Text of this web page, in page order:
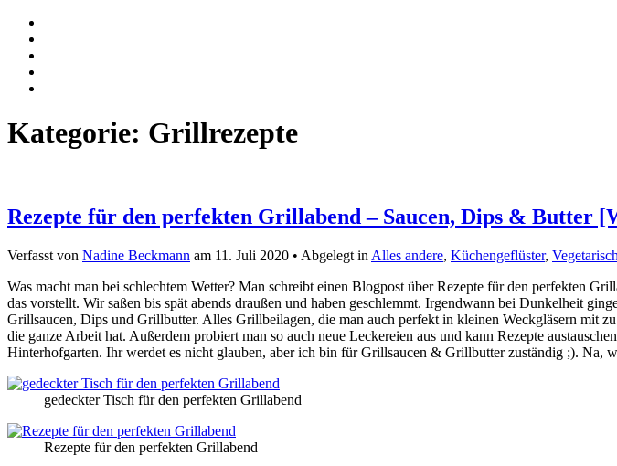
Kategorie: Grillrezepte
Rezepte für den perfekten Grillabend – Saucen, Dips & Butter
Verfasst von Nadine Beckmann am 11. Juli 2020 • Abgelegt in Alles andere, Küchengeflüster, Vegetarisch
Was macht man bei schlechtem Wetter? Man schreibt einen Blogpost über Rezepte für den perfekten
das vorstellt. Wir saßen bis spät abends draußen und haben geschlemmt. Irgendwann bei Dunkelheit
Grillsaucen, Dips und Grillbutter. Alles Grillbeilagen, die man auch perfekt in kleinen Weckgläsern mit
die ganze Arbeit hat. Außerdem probiert man so auch neue Leckereien aus und kann Rezepte
Hinterhofgarten. Ihr werdet es nicht glauben, aber ich bin für Grillsaucen & Grillbutter zuständig ;). Na,
gedeckter Tisch für den perfekten Grillabend
Rezepte für den perfekten Grillabend